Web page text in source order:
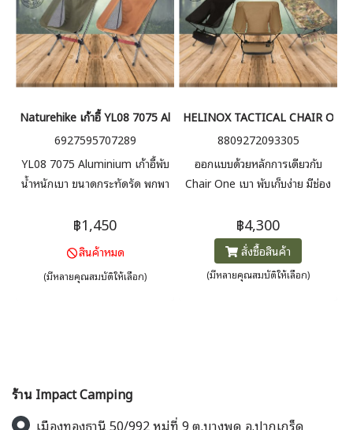
Naturehike เก้าอี้ YL08 7075 Aluminium Moon foldable chair
6927595707289
YL08 7075 Aluminium เก้าอี้พับ
น้ำหนักเบา ขนาดกระทัดรัด พกพา
ถุงผ้าสำหรับเก็บ
฿1,450
สินค้าหมด
(มีหลายคุณสมบัติให้เลือก)
HELINOX TACTICAL CHAIR
8809272093305
ออกแบบด้วยหลักการเดียวกับ
Chair One เบา พับเก็บง่าย มีช่อง
รด้านหลังใช้ติดป้ายชื่อหรือแถบ
สะท้อนแสง หนัก 145 กิโลกรัม
฿4,300
สั่งซื้อสินค้า
(มีหลายคุณสมบัติให้เลือก)
ร้าน Impact Camping
เมืองทองธานี 50/992 หมู่ที่ 9 ต.บางพูด อ.ปากเกร็ด